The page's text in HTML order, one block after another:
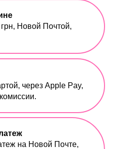
Новой Почтой,
через Apple Pay,
на Новой Почте,